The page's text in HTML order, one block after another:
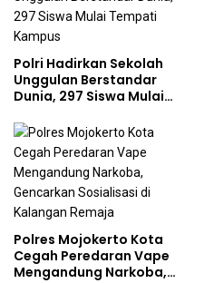
Polri Hadirkan Sekolah
Unggulan Berstandar
Dunia, 297 Siswa Mulai
Polres Mojokerto Kota
Cegah Peredaran Vape
Mengandung Narkoba,